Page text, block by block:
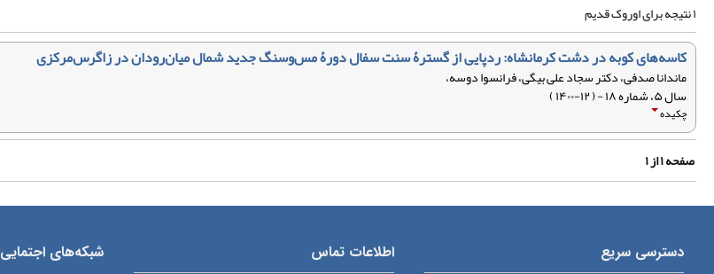
۱ نتیجه برای اوروک قدیم
کاسه‌های کوبه در دشت کرمانشاه: ردپایی از گسترۀ سنت سفال دورۀ مس‌وسنگ جدید شمال میان‌رودان در زاگرس‌مرکزی
ماندانا صدفی، دکتر سجاد علی بیگی، فرانسوا دوسه،
سال ۵، شماره ۱۸ - ( ۱۲-۱۴۰۰ )
چکیده
صفحه۱از۱
دسترسی سریع اطلاعات تماس شبکه‌های اجتمایی